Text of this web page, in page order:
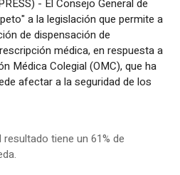
- El Consejo General de
a la legislación que permite a
de dispensación de
médica, en respuesta a
Médica Colegial (OMC), que ha
afectar a la seguridad de los
resultado tiene un 61% de